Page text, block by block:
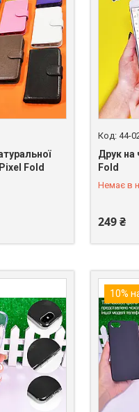
Fold
44-
Друк на
Fold
Немає в
249 ₴
10%